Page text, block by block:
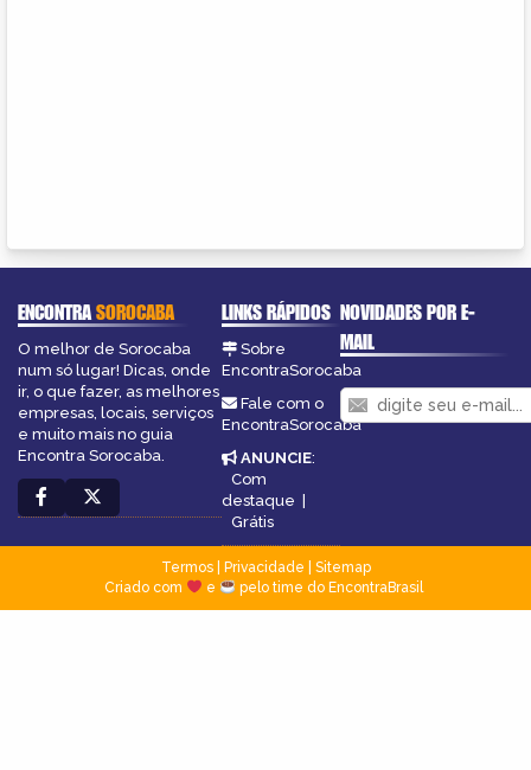
ENCONTRASOROCABA
O melhor de Sorocaba
num só lugar! Dicas, onde
ir, o que fazer, as melhores
empresas, locais, serviços
e muito mais no guia
Encontra Sorocaba.
LINKS RÁPIDOS
Sobre
EncontraSorocaba
Fale com o
EncontraSorocaba
ANUNCIE:
Com
destaque |
Grátis
NOVIDADES POR E-
MAIL
Termos| Privacidade
Sitemap
Criado com
e pelo time do EncontraBrasil